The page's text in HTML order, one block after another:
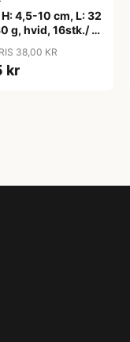
4,5-10 cm, L: 32
g, hvid, 16stk./ 1
38,00 KR
kr